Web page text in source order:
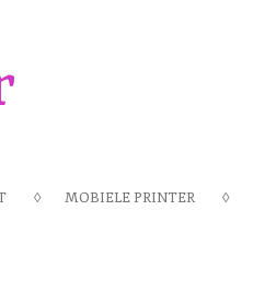
MOBIELE PRINTER